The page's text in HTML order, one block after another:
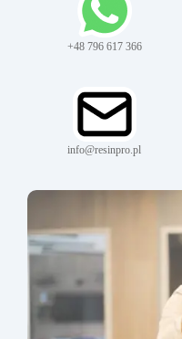
+48 796 617 366
info@resinpro.pl